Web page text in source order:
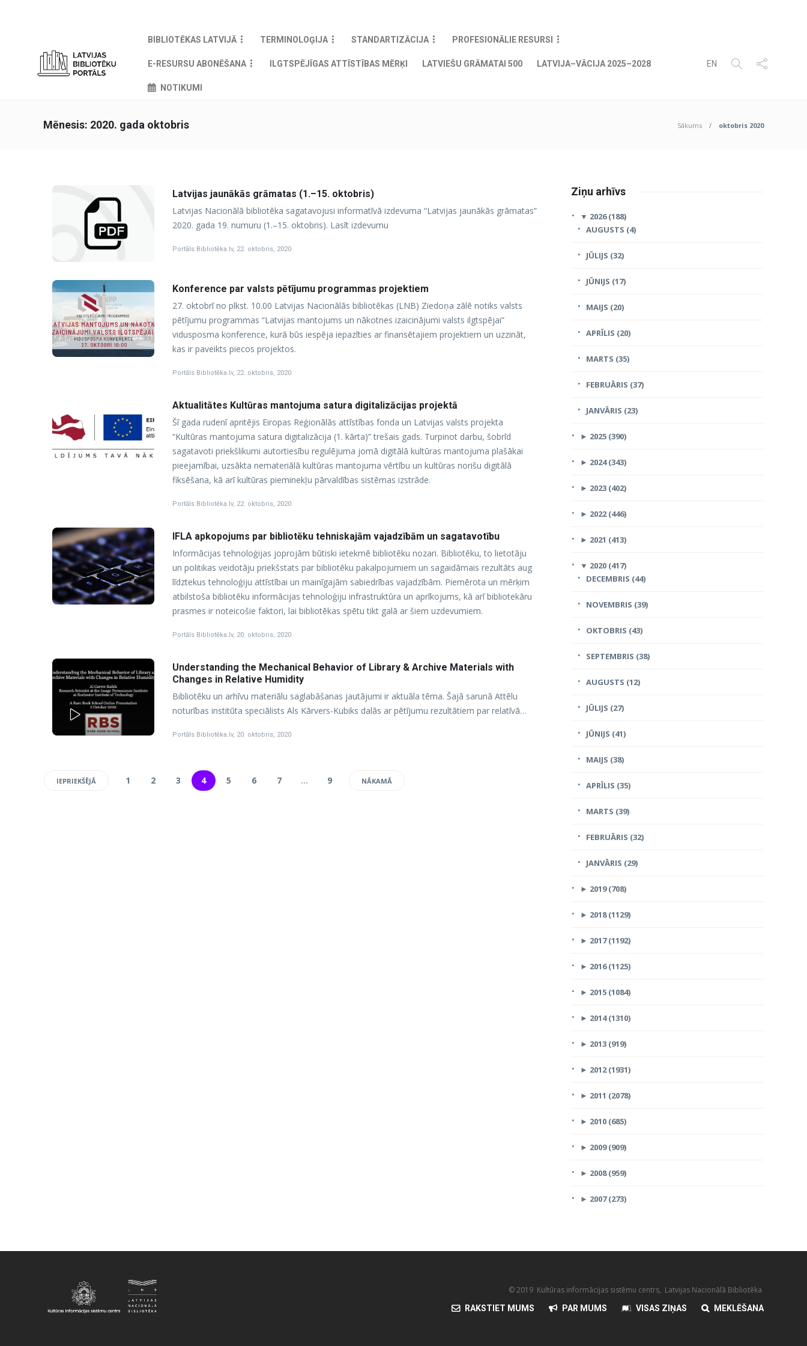
BIBLIOTĒKAS LATVIJĀ TERMINOLOĢIJA STANDARTIZĀCIJA PROFESIONĀLIE RESURSI
E-RESURSU ABONĒŠANA ILGTSPĒJĪGAS ATTĪSTĪBAS MĒRĶI LATVIEŠU GRĀMATAI 500 LATVIJA–VĀCIJA 2025–2028
NOTIKUMI
EN
Mēnesis: 2020. gada oktobris Sākums oktobris 2020
Latvijas jaunākās grāmatas (1.–15. oktobris)
Latvijas Nacionālā bibliotēka sagatavojusi informatīvā izdevuma “Latvijas jaunākās grāmatas”
2020. gada 19. numuru (1.–15. oktobris). Lasīt izdevumu
Portāls Bibliotēka.lv, 22. oktobris, 2020
Konference par valsts pētījumu programmas projektiem
27. oktobrī no plkst. 10.00 Latvijas Nacionālās bibliotēkas (LNB) Ziedoņa zālē notiks valsts
pētījumu programmas “Latvijas mantojums un nākotnes izaicinājumi valsts ilgtspējai”
vidusposma konference, kurā būs iespēja iepazīties ar finansētajiem projektiem un uzzināt,
kas ir paveikts piecos projektos.
Portāls Bibliotēka.lv, 22. oktobris, 2020
Aktualitātes Kultūras mantojuma satura digitalizācijas projektā
Šī gada rudenī apritējis Eiropas Reģionālās attīstības fonda un Latvijas valsts projekta
“Kultūras mantojuma satura digitalizācija (1. kārta)” trešais gads. Turpinot darbu, šobrīd
sagatavoti priekšlikumi autortiesību regulējuma jomā digitālā kultūras mantojuma plašākai
pieejamībai, uzsākta nemateriālā kultūras mantojuma vērtību un kultūras norišu digitālā
fiksēšana, kā arī kultūras pieminekļu pārvaldības sistēmas izstrāde.
Portāls Bibliotēka.lv, 22. oktobris, 2020
IFLA apkopojums par bibliotēku tehniskajām vajadzībām un sagatavotību
Informācijas tehnoloģijas joprojām būtiski ietekmē bibliotēku nozari. Bibliotēku, to lietotāju
un politikas veidotāju priekšstats par bibliotēku pakalpojumiem un sagaidāmais rezultāts aug
līdztekus tehnoloģiju attīstībai un mainīgajām sabiedrības vajadzībām. Piemērota un mērķim
atbilstoša bibliotēku informācijas tehnoloģiju infrastruktūra un aprīkojums, kā arī bibliotekāru
prasmes ir noteicošie faktori, lai bibliotēkas spētu tikt galā ar šiem uzdevumiem.
Portāls Bibliotēka.lv, 20. oktobris, 2020
Understanding the Mechanical Behavior of Library & Archive Materials with
Changes in Relative Humidity
Bibliotēku un arhīvu materiālu saglabāšanas jautājumi ir aktuāla tēma. Šajā sarunā Attēlu
noturības institūta speciālists Als Kārvers-Kubiks dalās ar pētījumu rezultātiem par relatīvā…
Portāls Bibliotēka.lv, 20. oktobris, 2020
IEPRIEKŠĒJĀ 1 2 3 4 5 6 7 … 9 NĀKAMĀ
Ziņu arhīvs
▼ 2026 (188)
AUGUSTS (4)
JŪLIJS (32)
JŪNIJS (17)
MAIJS (20)
APRĪLIS (20)
MARTS (35)
FEBRUĀRIS (37)
JANVĀRIS (23)
► 2025 (390)
► 2024 (343)
► 2023 (402)
► 2022 (446)
► 2021 (413)
▼ 2020 (417)
DECEMBRIS (44)
NOVEMBRIS (39)
OKTOBRIS (43)
SEPTEMBRIS (38)
AUGUSTS (12)
JŪLIJS (27)
JŪNIJS (41)
MAIJS (38)
APRĪLIS (35)
MARTS (39)
FEBRUĀRIS (32)
JANVĀRIS (29)
► 2019 (708)
► 2018 (1129)
► 2017 (1192)
► 2016 (1125)
► 2015 (1084)
► 2014 (1310)
► 2013 (919)
► 2012 (1931)
► 2011 (2078)
► 2010 (685)
► 2009 (909)
► 2008 (959)
► 2007 (273)
© 2019 Kultūras informācijas sistēmu centrs, Latvijas Nacionālā Bibliotēka
RAKSTIET MUMS PAR MUMS VISAS ZIŅAS MEKLĒŠANA